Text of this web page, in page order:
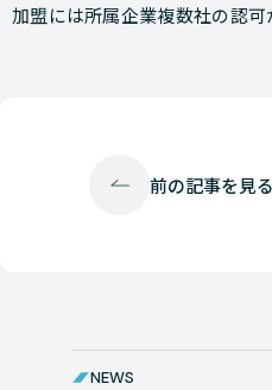
加盟には所属企業複数社の認可
前の記事を見る
NEWS